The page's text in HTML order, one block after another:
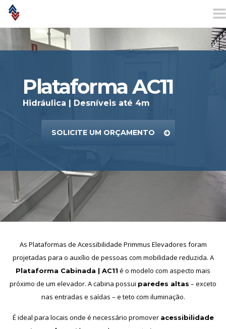
Plataforma AC11
Hidráulica | Desníveis até 4m
SOLICITE UM ORÇAMENTO
As Plataformas de Acessibilidade Primmus Elevadores foram
projetadas para o auxílio de pessoas com mobilidade reduzida. A
Plataforma Cabinada | AC11 é o modelo com aspecto mais
próximo de um elevador. A cabina possui paredes altas – exceto
nas entradas e saídas – e teto com iluminação.
É ideal para locais onde é necessário promover acessibilidade